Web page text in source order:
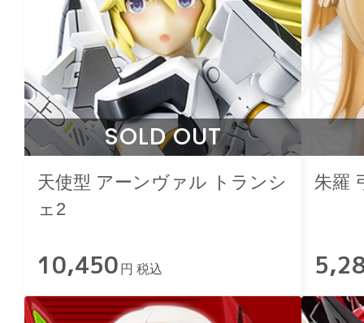
SOLD OUT
天使型 アーンヴァル トランシ
ェ2
10,450 円 税込
朱羅